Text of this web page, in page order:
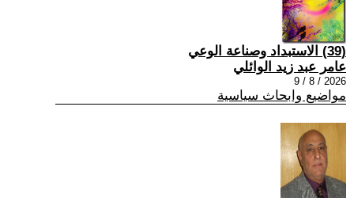
(39) الاستبداد وصناعة الوعي
عامر عبد زيد الوائلي
2026 / 8 / 9
مواضيع وابحاث سياسية